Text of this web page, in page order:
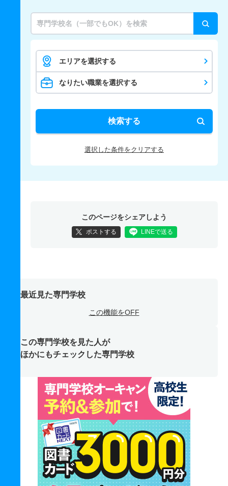
エリアを選択する
なりたい職業を選択する
検索する
選択した条件をクリアする
このページをシェアしよう
ポストする LINEで送る
最近見た専門学校
この機能をOFF
この専門学校を見た人が
ほかにもチェックした専門学校